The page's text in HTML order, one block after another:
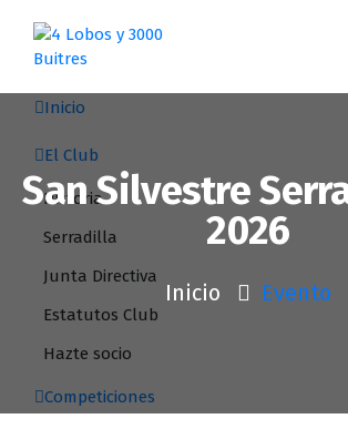
contenido
Inicio
El Club
Historia
Serradilla
Junta Directiva
Estatutos Club
Hazte socio
Competiciones
San Silvestre
2026
Inicio Evento